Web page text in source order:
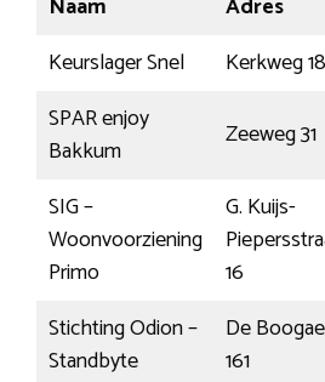
Naam Adres
Keurslager Snel
Kerkweg 18
SPAR enjoy
Bakkum
Zeeweg 31
SIG –
Woonvoorziening
Primo
G. Kuijs-
16
Stichting Odion –
Standbyte
De
161